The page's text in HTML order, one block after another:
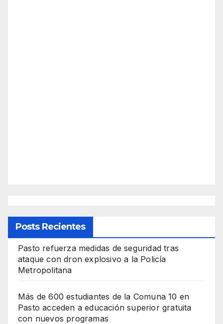
Posts Recientes
Pasto refuerza medidas de seguridad tras
ataque con dron explosivo a la Policía
Metropolitana
Más de 600 estudiantes de la Comuna 10 en
Pasto acceden a educación superior gratuita
con nuevos programas